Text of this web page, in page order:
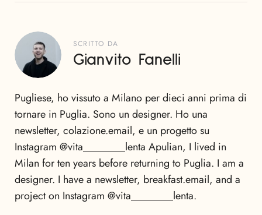
SCRITTO DA
Gianvito Fanelli
Pugliese, ho vissuto a Milano per dieci anni prima di
tornare in Puglia. Sono un designer. Ho una
newsletter, colazione.email, e un progetto su
Instagram @vita________lenta Apulian, I lived in
Milan for ten years before returning to Puglia. I am a
designer. I have a newsletter, breakfast.email, and a
project on Instagram @vita________lenta.